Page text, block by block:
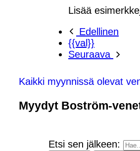
Lisää
Edellinen
{{val}}
Seuraava
Kaikki myynnissä olevat
Myydyt Boström-
Etsi sen jälkeen: